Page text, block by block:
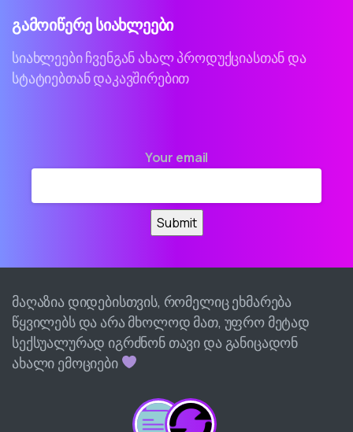
გამოიწერესიახლეები
სიახლეები ჩვენგან ახალ პროდუქციასთან და
სტატიებთან დაკავშირებით
Your email
მაღაზია დიდებისთვის, რომელიც ეხმარება
წყვილებს და არა მხოლოდ მათ, უფრო მეტად
სექსუალურად იგრძნონ თავი და განიცადონ
ახალი ემოციები